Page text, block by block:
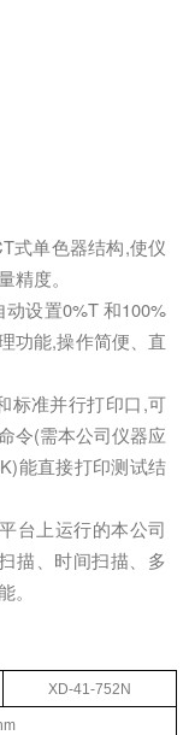
式单色器结构,使仪
度。
设置0%T 和100%
功能,操作简便、直
标准并行打印口,可
令(需本公司仪器应
能直接打印测试结
台上运行的本公司
描、时间扫描、多
XD-41-752N